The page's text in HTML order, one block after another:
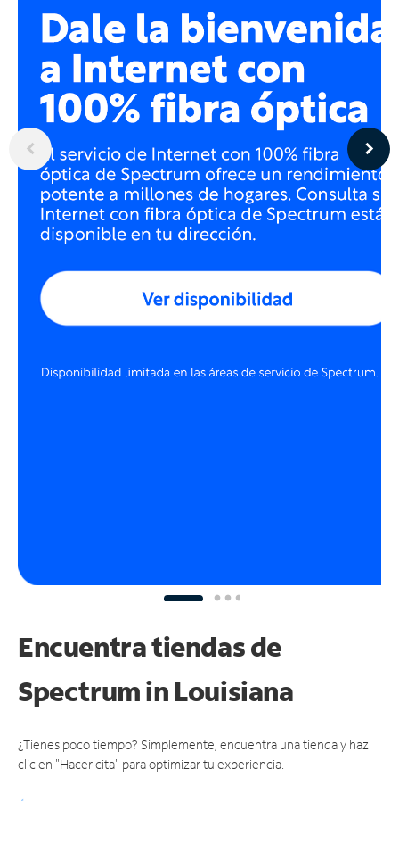
Encuentra tiendas de
Spectrumin Louisiana
¿Tienes poco tiempo? Simplemente, encuentra una tienda y haz
clic en "Hacer cita" para optimizar tu experiencia.